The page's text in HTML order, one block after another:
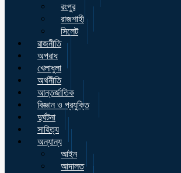
রংপুর
রাজশাহী
সিলেট
রাজনীতি
অপরাধ
খেলাধুলা
অর্থনীতি
আন্তর্জাতিক
বিজ্ঞান ও প্রযুক্তি
দুর্ঘটনা
সাহিত্য
অন্যান্য
আইন
আদালত